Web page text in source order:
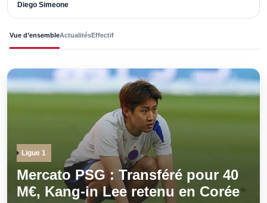
Diego Simeone
Vue d’ensembleActualitésEffectif